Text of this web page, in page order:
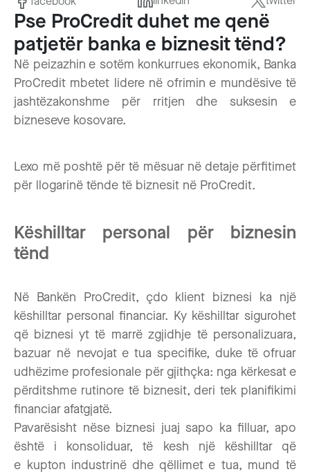
Kredi personale 100% online deri në 10,000€
Kredi për renovim
Kredi për veturë
Kredi për shkollim
Mbitërheqje
Grantet
Google Pay
Aplikacioni mobil
e-Banking dhe transfertat
Shërbimet me SMS
Limiti kreditor
Linja kreditore
Kredi e gjelbër
Mbitërheqje
Financimi tregtar
Apliko për kredi deri në 100,000€
Kartelat
e-Banking dhe transfertat
e-Commerce
POS dhe m-POS
Deponimi i parave kesh mbi EUR 10,000
ProConnect
Çmimorja
Bordi i drejtorëve
Bordi menaxhues
Puna në ProCredit
Si ti bëhesh pjesë e ProCredit?
Konkurset e punës
Për komunitetin
Siguria online
Sistemi i sinjalizimit
Publikimet financiare
Raportet tremujore
Raporte vjetore
Indexi WAIR
Çka mund të bësh ti?
Kalkulatori i CO₂
Raporte të gjelbra
Certifikimet dhe anëtarësitë
Pse ProCredit duhet me qenë
patjetër banka e biznesit tënd?
Në peizazhin e sotëm konkurrues ekonomik, Banka
ProCredit mbetet lidere në ofrimin e mundësive të
jashtëzakonshme për rritjen dhe suksesin e
bizneseve kosovare.
Lexo më poshtë për të mësuar në detaje përfitimet
për llogarinë tënde të biznesit në ProCredit.
Këshilltar personal për biznesin
tënd
Në Bankën ProCredit, çdo klient biznesi ka një
këshilltar personal financiar. Ky këshilltar sigurohet
që biznesi yt të marrë zgjidhje të personalizuara,
bazuar në nevojat e tua specifike, duke të ofruar
udhëzime profesionale për gjithçka: nga kërkesat e
përditshme rutinore të biznesit, deri tek planifikimi
financiar afatgjatë.
Pavarësisht nëse biznesi juaj sapo ka filluar, apo
është i konsoliduar, të kesh një këshilltar që
e kupton industrinë dhe qëllimet e tua, mund të